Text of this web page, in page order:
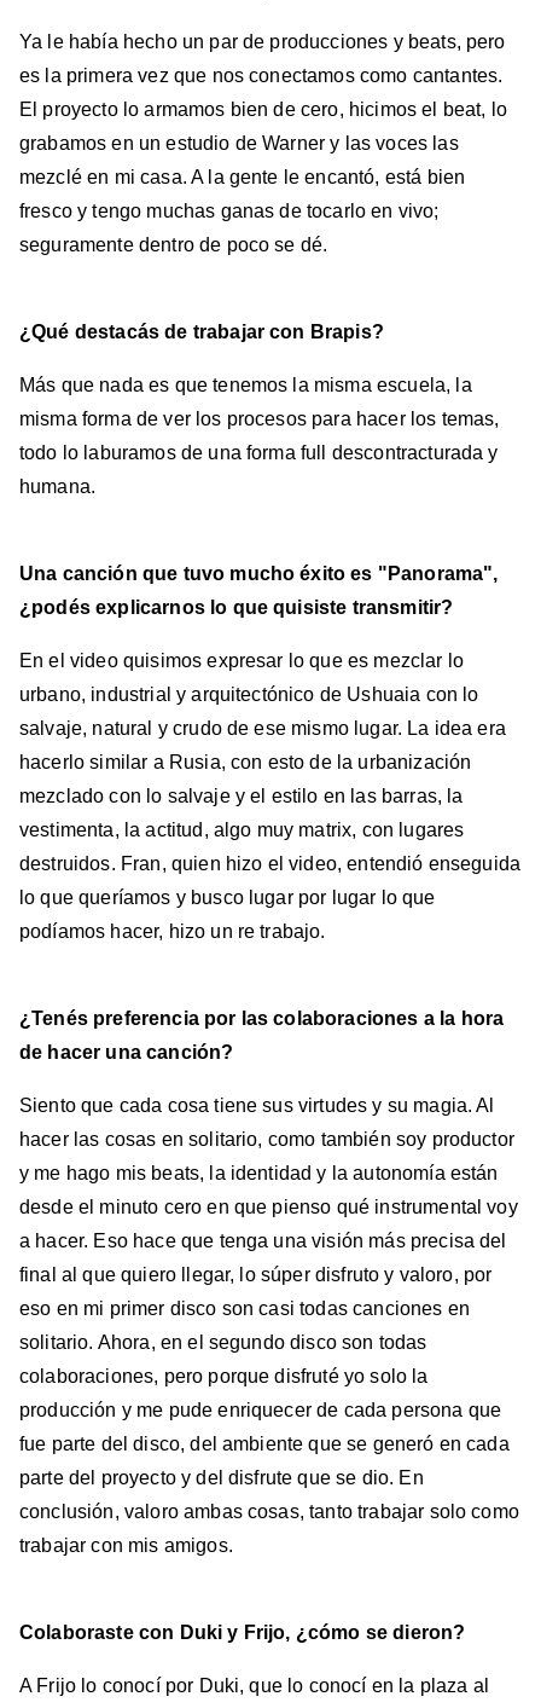
Ya le había hecho un par de producciones y beats, pero
es la primera vez que nos conectamos como cantantes.
El proyecto lo armamos bien de cero, hicimos el beat, lo
grabamos en un estudio de Warner y las voces las
mezclé en mi casa. A la gente le encantó, está bien
fresco y tengo muchas ganas de tocarlo en vivo;
seguramente dentro de poco se dé.
¿Qué destacás de trabajar con Brapis?
Más que nada es que tenemos la misma escuela, la
misma forma de ver los procesos para hacer los temas,
todo lo laburamos de una forma full descontracturada y
humana.
Una canción que tuvo mucho éxito es "Panorama",
¿podés explicarnos lo que quisiste transmitir?
En el video quisimos expresar lo que es mezclar lo
urbano, industrial y arquitectónico de Ushuaia con lo
salvaje, natural y crudo de ese mismo lugar. La idea era
hacerlo similar a Rusia, con esto de la urbanización
mezclado con lo salvaje y el estilo en las barras, la
vestimenta, la actitud, algo muy matrix, con lugares
destruidos. Fran, quien hizo el video, entendió enseguida
lo que queríamos y busco lugar por lugar lo que
podíamos hacer, hizo un re trabajo.
¿Tenés preferencia por las colaboraciones a la hora
de hacer una canción?
Siento que cada cosa tiene sus virtudes y su magia. Al
hacer las cosas en solitario, como también soy productor
y me hago mis beats, la identidad y la autonomía están
desde el minuto cero en que pienso qué instrumental voy
a hacer. Eso hace que tenga una visión más precisa del
final al que quiero llegar, lo súper disfruto y valoro, por
eso en mi primer disco son casi todas canciones en
solitario. Ahora, en el segundo disco son todas
colaboraciones, pero porque disfruté yo solo la
producción y me pude enriquecer de cada persona que
fue parte del disco, del ambiente que se generó en cada
parte del proyecto y del disfrute que se dio. En
conclusión, valoro ambas cosas, tanto trabajar solo como
trabajar con mis amigos.
Colaboraste con Duki y Frijo, ¿cómo se dieron?
A Frijo lo conocí por Duki, que lo conocí en la plaza al